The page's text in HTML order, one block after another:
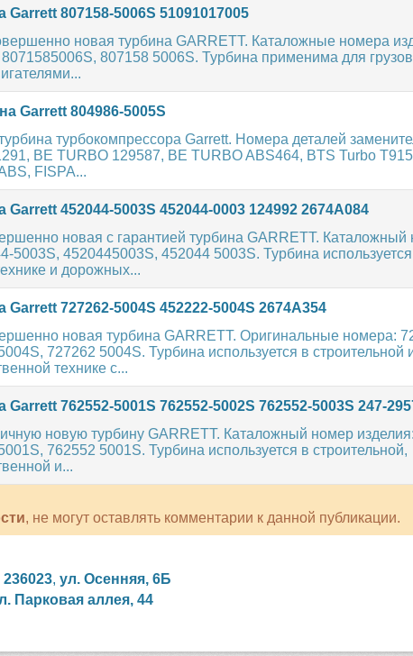
Garrett 807158-5006S 51091017005
новая турбина GARRETT. Каталожные номера
807158 5006S. Турбина применима для
Garrett 804986-5005S
турбокомпрессора Garrett. Номера деталей
BE TURBO 129587, BE TURBO ABS464, BTS Turbo
FISPA...
Garrett 452044-5003S 452044-0003 124992 2674A084
новая с гарантией турбина GARRETT. Каталожный
5003S, 4520445003S, 452044 5003S. Турбина
и дорожных...
Garrett 727262-5004S 452222-5004S 2674A354
новая турбина GARRETT. Оригинальные номера:
727262 5004S. Турбина используется в строительной
технике с...
Garrett 762552-5001S 762552-5002S 762552-5003S 247-
новую турбину GARRETT. Каталожный номер
762552 5001S. Турбина используется в строительной,
и...
, не могут оставлять комментарии к данной публикации.
236023, ул. Осенняя, 6Б
Парковая аллея, 44